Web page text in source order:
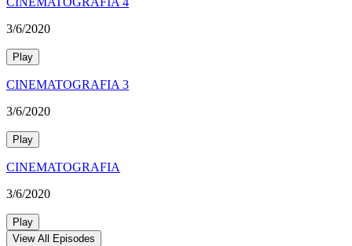
3/6/2020
Play
CINEMATOGRAFIA 3
3/6/2020
Play
CINEMATOGRAFIA
3/6/2020
Play
View All Episodes